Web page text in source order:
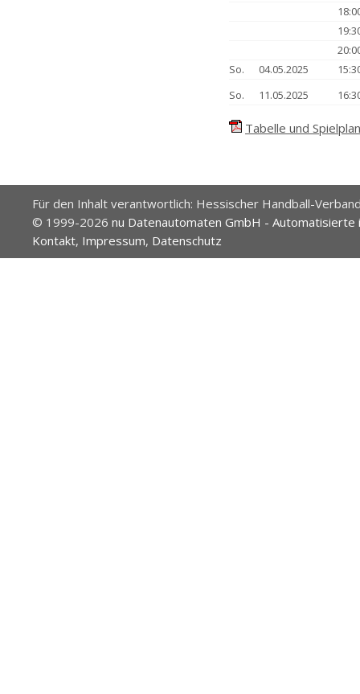
So.
04.05.2025
So.
11.05.2025
Tabelle und
Für den Inhalt verantwortlich: Hessischer Handball-
© 1999-2026 nu Datenautomaten GmbH -
Kontakt, Impressum, Datenschutz